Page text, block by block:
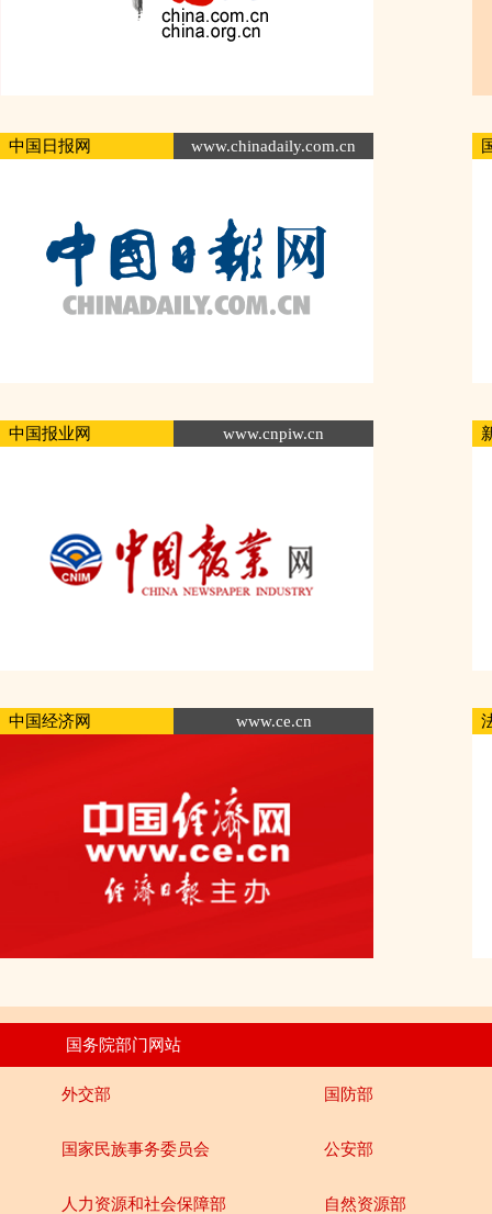
中国日报网 www.chinadaily.com.cn
中国报业网 www.cnpiw.cn
中国经济网 www.ce.cn
国务院部门网站
外交部 国防部
国家民族事务委员会 公安部
人力资源和社会保障部 自然资源部